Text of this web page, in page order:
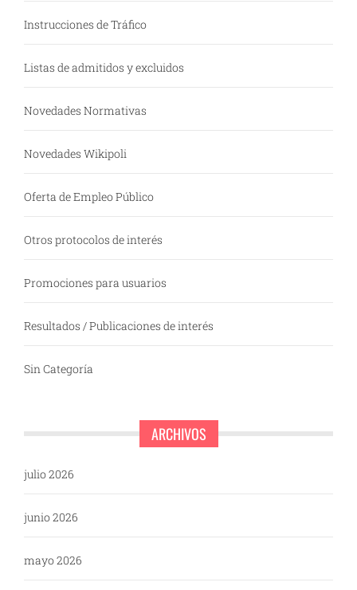
Instrucciones de Tráfico
Listas de admitidos y excluidos
Novedades Normativas
Novedades Wikipoli
Oferta de Empleo Público
Otros protocolos de interés
Promociones para usuarios
Resultados / Publicaciones de interés
Sin Categoría
ARCHIVOS
julio 2026
junio 2026
mayo 2026